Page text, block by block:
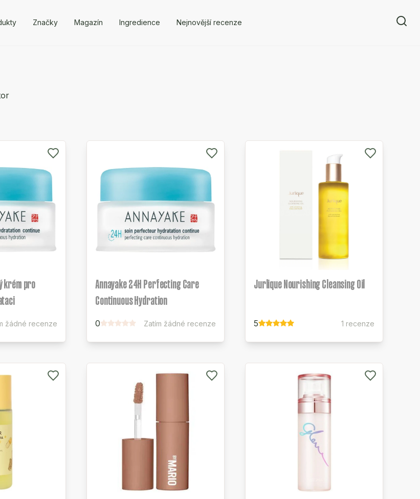
Značky Magazín Ingredience Nejnovější recenze
krém pro
žádné recenze
Annayake 24H Perfecting Care
Continuous Hydration
0 Zatím žádné recenze
Jurlique Nourishing Cleansing Oil
5 1 recenze